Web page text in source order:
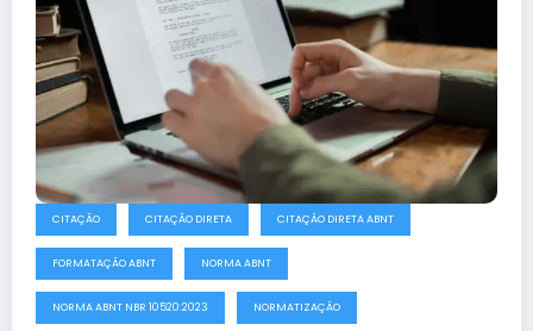
CITAÇÃO CITAÇÃO DIRETA CITAÇÃO DIRETA ABNT
FORMATAÇÃO ABNT NORMA ABNT
NORMA ABNT NBR 10520:2023 NORMATIZAÇÃO